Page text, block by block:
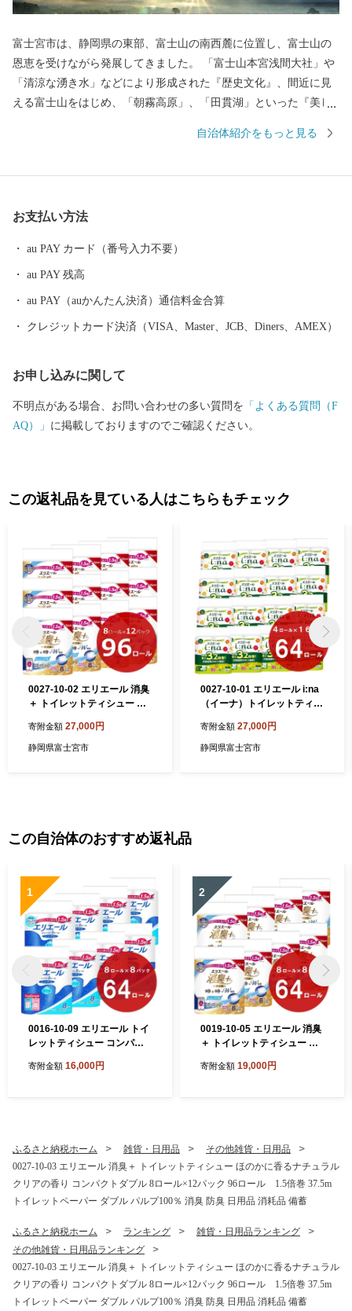
富士宮市は、静岡県の東部、富士山の南西麓に位置し、富士山の
恩恵を受けながら発展してきました。 「富士山本宮浅間大社」や
「清涼な湧き水」などにより形成された『歴史文化』、間近に見
える富士山をはじめ、「朝霧高原」、「田貫湖」といった『美し
て生産された農産物、ニジマス、日本酒といった『美食』など、
育まれた歴史文化を体感できます。 市の北部にある朝霧高原で
の他にも、パラグライダー、E-BIKEなどのアクティビティを楽し
むことができます。 ぜひ富士宮市へ足を運んでいただき、魅力を
感じていただけたら幸いです。
自治体紹介をもっと見る
お支払い方法
au PAY カード（番号入力不要）
au PAY 残高
au PAY（auかんたん決済）通信料金合算
クレジットカード決済（VISA、Master、JCB、Diners、AMEX）
お申し込みに関して
不明点がある場合、お問い合わせの多い質問を 「よくある質問（F
AQ）」 に掲載しておりますのでご確認ください。
この返礼品を見ている人はこちらもチェック
0027-10-02 エリエール 消臭
＋ トイレットティシュー し
の香り コンパクトダブル 8ロ
ール×12パック 96ロール 1.
寄附金額 27,000円
静岡県富士宮市
0027-10-01 エリエール i:na
（イーナ）トイレットティシ
ール×16パック（64個）
寄附金額 27,000円
静岡県富士宮市
この自治体のおすすめ返礼品
1
0016-10-09 エリエール トイ
レットティシュー コンパク
64ロール 1.5倍巻 82.5m ト
寄附金額 16,000円
2
0019-10-05 エリエール 消臭
＋ トイレットティシュー し
の香り コンパクトダブル 8ロ
寄附金額 19,000円
ふるさと納税ホーム 雑貨・日用品
その他雑貨・日用品
0027-10-03 エリエール 消臭＋ トイレットティシュー ほのかに香るナチュラル
クリアの香り コンパクトダブル 8ロール×12パック 96ロール 1.5倍巻 37.5m
トイレットペーパー ダブル パルプ100％ 消臭 防臭 日用品 消耗品 備蓄
ふるさと納税ホーム ランキング
雑貨・日用品ランキング
その他雑貨・日用品ランキング
0027-10-03 エリエール 消臭＋ トイレットティシュー ほのかに香るナチュラル
クリアの香り コンパクトダブル 8ロール×12パック 96ロール 1.5倍巻 37.5m
トイレットペーパー ダブル パルプ100％ 消臭 防臭 日用品 消耗品 備蓄